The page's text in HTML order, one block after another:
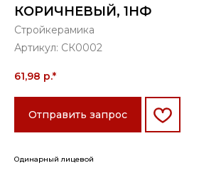
КОРИЧНЕВЫЙ, 1НФ
Стройкерамика
Артикул: СК0002
61,98 р.*
Отправить запрос
Одинарный лицевой